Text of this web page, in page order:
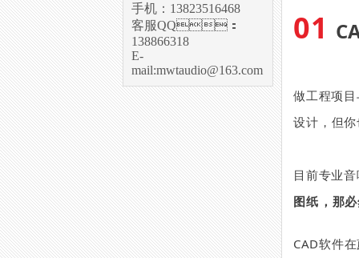
手机：13823516468
客服QQ：
138866318
E-
mail:mwtaudio@163.com
01
做工程项目
设计，但你
目前专业音
图纸，
CAD软件在